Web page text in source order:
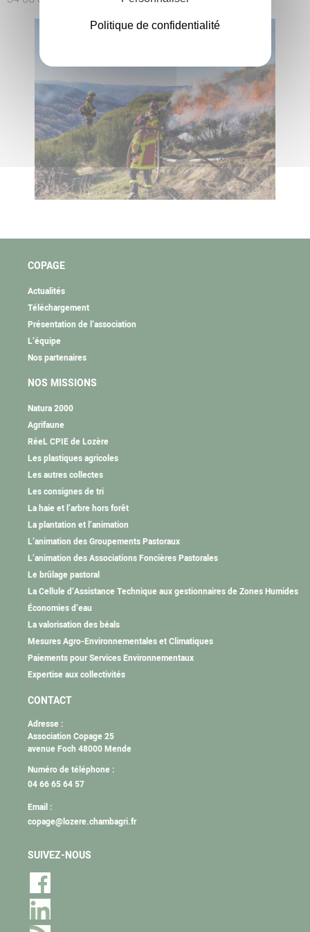
Politique de confidentialité
COPAGE
Actualités
Téléchargement
Présentation de l’association
L’équipe
Nos partenaires
NOS MISSIONS
Natura 2000
Agrifaune
RéeL CPIE de Lozère
Les plastiques agricoles
Les autres collectes
Les consignes de tri
La haie et l’arbre hors forêt
La plantation et l’animation
L’animation des Groupements Pastoraux
L’animation des Associations Foncières Pastorales
Le brûlage pastoral
La Cellule d’Assistance Technique aux gestionnaires de Zones Humides
Économies d’eau
La valorisation des béals
Mesures Agro-Environnementales et Climatiques
Paiements pour Services Environnementaux
Expertise aux collectivités
CONTACT
Adresse :
Association Copage 25
avenue Foch 48000 Mende
Numéro de téléphone :
04 66 65 64 57
Email :
copage@lozere.chambagri.fr
SUIVEZ-NOUS